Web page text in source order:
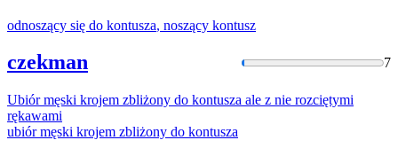
odnoszący się do kontusza, noszący kontusz
czekman 7
Ubiór męski krojem zbliżony do kontusza ale z nie rozciętymi
rękawami
ubiór męski krojem zbliżony do kontusza